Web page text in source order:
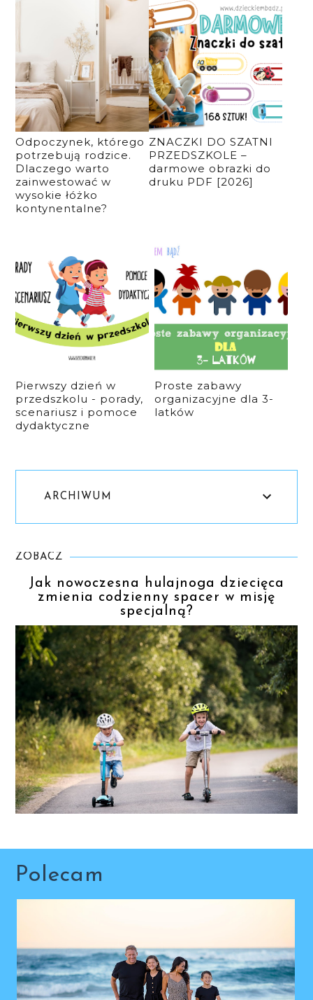
Odpoczynek, którego
potrzebują rodzice.
Dlaczego warto
zainwestować w
wysokie łóżko
kontynentalne?
ZNACZKI DO SZATNI
PRZEDSZKOLE –
darmowe obrazki do
druku PDF [2026]
Pierwszy dzień w
przedszkolu - porady,
scenariusz i pomoce
dydaktyczne
Proste zabawy
organizacyjne dla 3-
latków
ARCHIWUM
ZOBACZ
Jak nowoczesna hulajnoga dziecięca
zmienia codzienny spacer w misję
specjalną?
Polecam